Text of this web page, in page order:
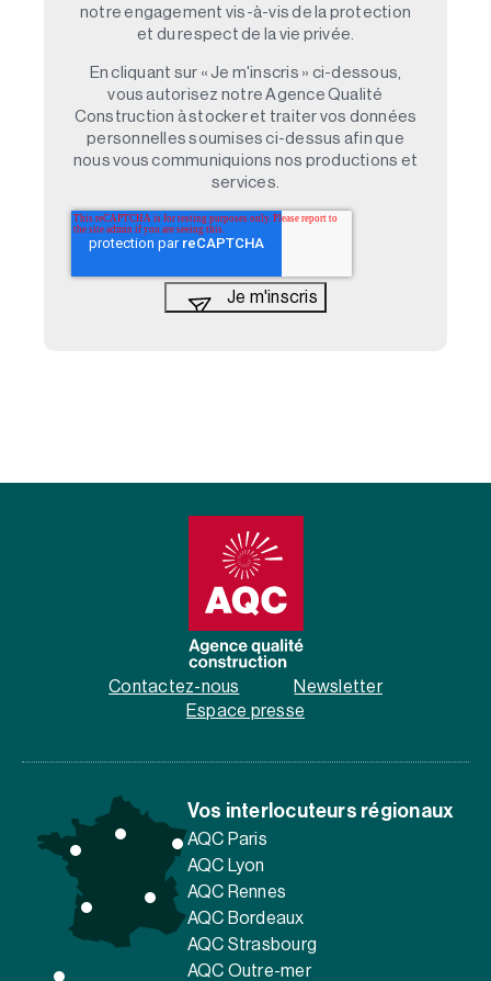
notre engagement vis-à-vis de la protection
et du respect de la vie privée.
En cliquant sur « Je m'inscris » ci-dessous,
vous autorisez notre Agence Qualité
Construction à stocker et traiter vos données
personnelles soumises ci-dessus afin que
nous vous communiquions nos productions et
services.
Contactez-nous
Newsletter
Espace presse
Vos interlocuteurs régionaux
AQC Paris
AQC Lyon
AQC Rennes
AQC Bordeaux
AQC Strasbourg
AQC Outre-mer